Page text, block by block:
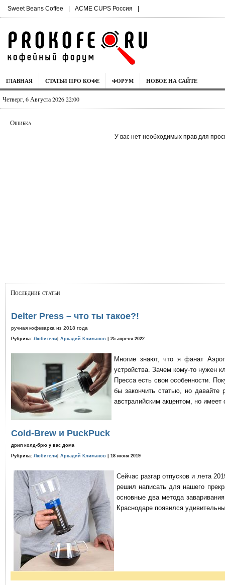
Sweet Beans Coffee | ACME CUPS Россия |
ГЛАВНАЯ СТАТЬИ ПРО КОФЕ ФОРУМ НОВОЕ НА САЙТЕ
Четверг, 6 Августа 2026 22:00
Ошибка
У вас нет необходимых прав для
Последние статьи
Delter Press – что ты такое?!
ручная кофеварка из 2018 года
Рубрика: Любители Аркадий Климанов | 25 апреля 2022
Многие знают, что я фанат
устройства. Зачем кому-то нужен
Пресса есть свои особенности.
бы закончить статью, но давайте
австралийским акцентом, но имеет
Cold-Brew и PuckPuck
дрип колд-брю у вас дома
Рубрика: Любители Аркадий Климанов | 18 июня 2019
Сейчас разгар отпусков и лета
решил написать для нашего
основные два метода
Краснодаре появился